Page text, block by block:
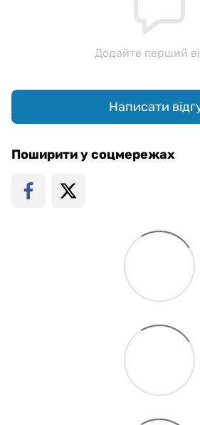
Додайте перший
Написати
Поширити у соцмережах